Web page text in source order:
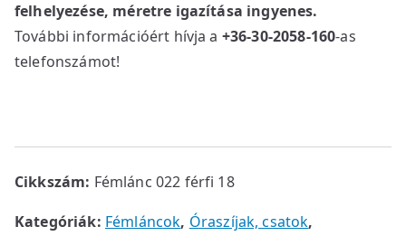
felhelyezése, méretre igazítása ingyenes.
További információért hívja a +36-30-2058-160-as
telefonszámot!
Cikkszám: Fémlánc 022 férfi 18
Kategóriák: Fémláncok, Óraszíjak, csatok,